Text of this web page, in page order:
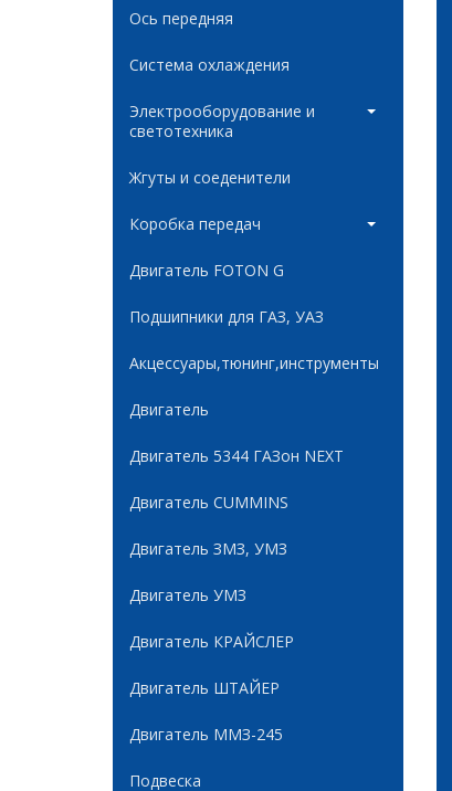
Ось передняя
Система охлаждения
Электрооборудование и
светотехника
Жгуты и соеденители
Коробка передач
Двигатель FOTON G
Подшипники для ГАЗ, УАЗ
Акцессуары,тюнинг,инструменты
Двигатель
Двигатель 5344 ГАЗон NEXT
Двигатель CUMMINS
Двигатель ЗМЗ, УМЗ
Двигатель УМЗ
Двигатель КРАЙСЛЕР
Двигатель ШТАЙЕР
Двигатель ММЗ-245
Подвеска